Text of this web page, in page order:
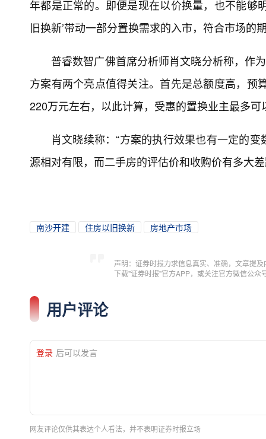
年都是正常的。即便是现在以价换量，也不能够
旧换新’带动一部分置换需求的入市，符合市场的
普睿数智广佛首席分析师肖文晓分析称，作
方案有两个亮点值得关注。首先是总额度高，
220万元左右，以此计算，受惠的置换业主最多
肖文晓续称：“方案的执行效果也有一定的
源相对有限，而二手房的评估价和收购价有多大
南沙开建 住房以旧换新 房地产市场
声明：证券时报力求信息真实、准确，文章提
下载"证券时报"官方APP，或关注官方微信公
用户评论
登录 后可以发言
网友评论仅供其表达个人看法，并不表明证券时报立场